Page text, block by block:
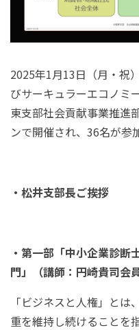
2025年1月13日（月・祝）
びサーキュラーエコノミ
東支部社会貢献事業推進
ンで開催され、 36名が参
・松井支部長ご挨拶
・第一部「中小企業診断
門」（講師：円崎貴司会員
「ビジネスと人権」と
重を維持し続けることを